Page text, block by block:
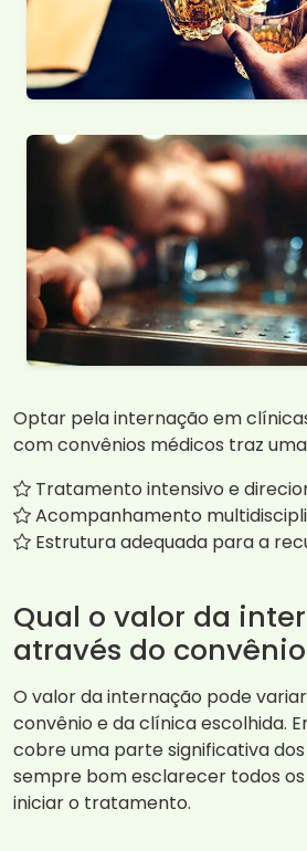
Optar pela internação em
com convênios médicos traz
Tratamento intensivo e
Acompanhamento
Estrutura adequada para a
Qual o valor da
através do
O valor da internação pode
convênio e da clínica escolhida.
cobre uma parte significativa
sempre bom esclarecer todos
iniciar o tratamento.